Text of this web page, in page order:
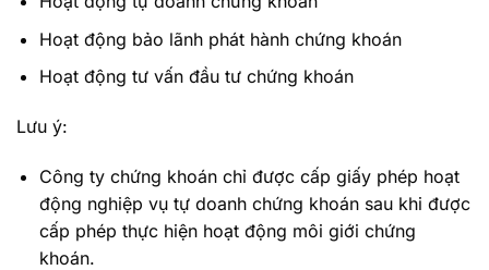
Hoạt động bảo lãnh phát hành chứng khoán
Hoạt động tư vấn đầu tư chứng khoán
Lưu ý:
Công ty chứng khoán chỉ được cấp giấy phép hoạt
động nghiệp vụ tự doanh chứng khoán sau khi được
cấp phép thực hiện hoạt động môi giới chứng
khoán.